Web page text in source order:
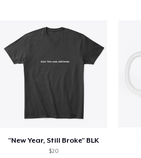
"New Year, Still Broke" BLK
$20